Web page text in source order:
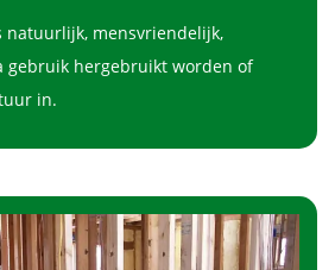
natuurlijk, mensvriendelijk,
gebruik hergebruikt worden of
in.